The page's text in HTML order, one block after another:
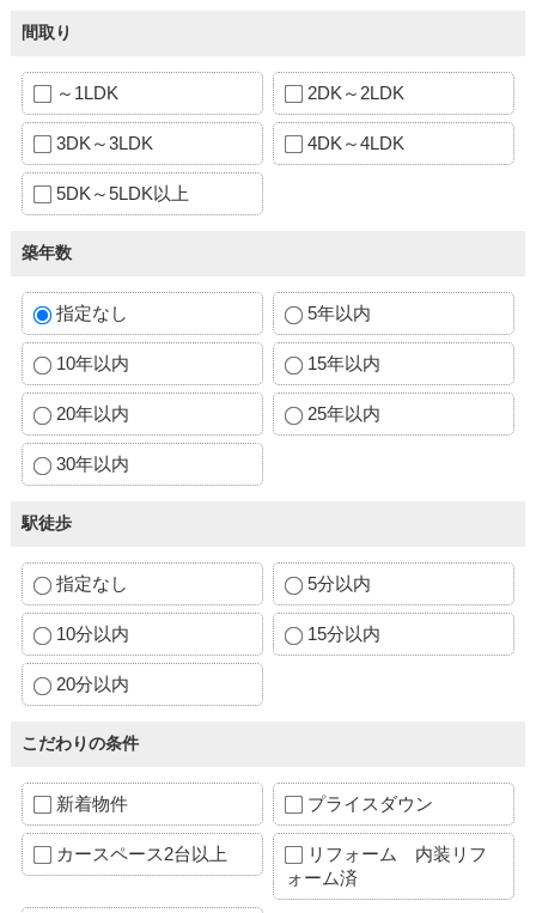
間取り
～1LDK 2DK～2LDK
3DK～3LDK 4DK～4LDK
5DK～5LDK以上
築年数
指定なし 5年以内
10年以内 15年以内
20年以内 25年以内
30年以内
駅徒歩
指定なし 5分以内
10分以内 15分以内
20分以内
こだわりの条件
新着物件 プライスダウン
カースペース2台以上
リフォーム 内装リフ
ォーム済